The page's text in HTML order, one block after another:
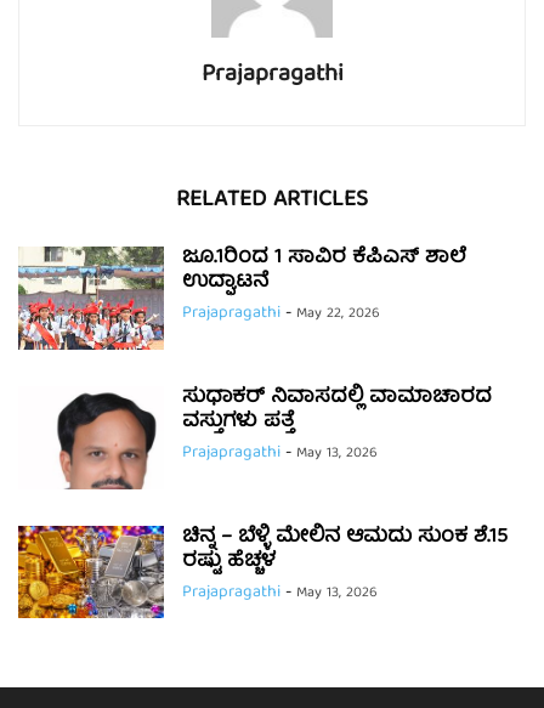
Prajapragathi
RELATED ARTICLES
ಜೂ.1ರಿಂದ 1 ಸಾವಿರ ಕೆಪಿಎಸ್ ಶಾಲೆ
ಉದ್ಘಾಟನೆ
Prajapragathi- May 22, 2026
ಸುಧಾಕರ್ ನಿವಾಸದಲ್ಲಿ ವಾಮಾಚಾರದ
ವಸ್ತುಗಳು ಪತ್ತೆ
Prajapragathi- May 13, 2026
ಚಿನ್ನ – ಬೆಳ್ಳಿ ಮೇಲಿನ ಆಮದು ಸುಂಕ ಶೆ.15
ರಷ್ಟು ಹೆಚ್ಚಳ
Prajapragathi- May 13, 2026